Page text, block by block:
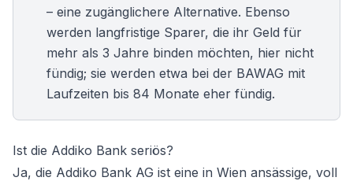
– eine zugänglichere Alternative. Ebenso
werden langfristige Sparer, die ihr Geld für
mehr als 3 Jahre binden möchten, hier nicht
fündig; sie werden etwa bei der BAWAG mit
Laufzeiten bis 84 Monate eher fündig.
Ist die Addiko Bank seriös?
Ja, die Addiko Bank AG ist eine in Wien ansässige, voll